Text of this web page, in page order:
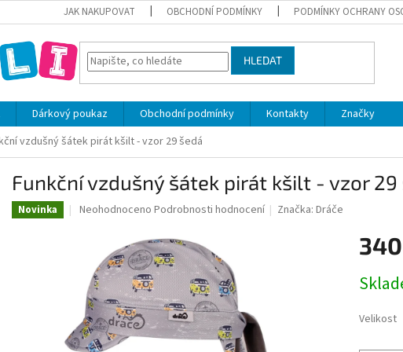
JAK NAKUPOVAT OBCHODNÍ PODMÍNKY PODMÍNKY OCHRANY
HLEDAT
Dárkový poukaz Obchodní podmínky Kontakty
Značky
vzdušný šátek pirát kšilt - vzor 29 šedá
Funkční vzdušný šátek pirát kšilt - vzor 29
Novinka
Průměrné
hvězdiček.
Neohodnoceno Podrobnosti hodnocení Značka:Dráče
cena:
Velikost